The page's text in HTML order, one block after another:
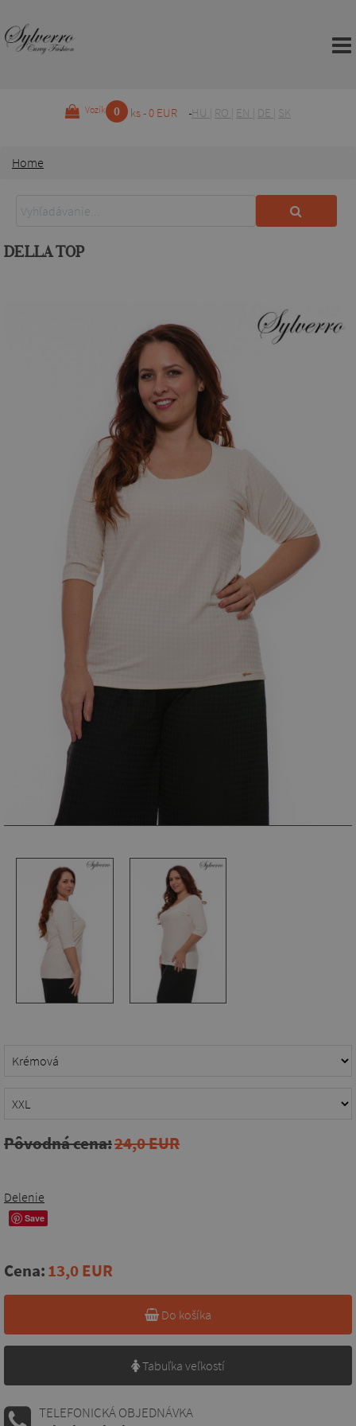
Vozík 0 ks - 0 EUR HU RO EN DE SK
Home
DELLA TOP
Pôvodná cena:24,0 EUR
Delenie
Save
Cena:13,0 EUR
Do košíka
Tabuľka veľkostí
TELEFONICKÁ OBJEDNÁVKA